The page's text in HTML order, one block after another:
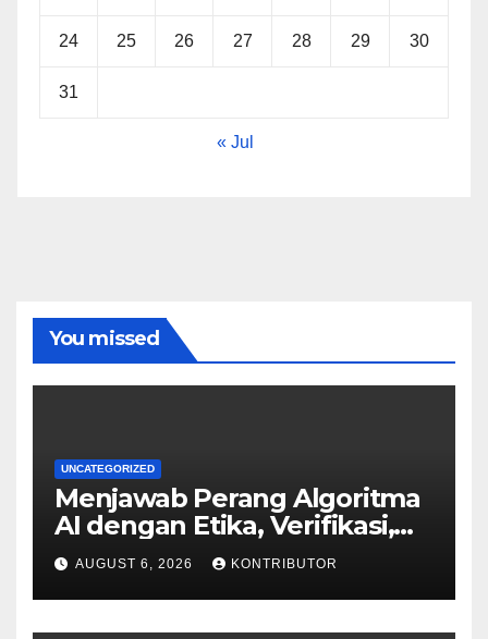
24 25 26 27 28 29 30
31
« Jul
You missed
UNCATEGORIZED
Menjawab Perang Algoritma
AI dengan Etika, Verifikasi,
dan Media Tepercaya
AUGUST 6, 2026 KONTRIBUTOR